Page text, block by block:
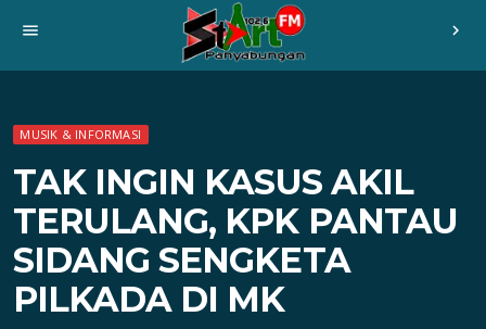
menu chevron_right
MUSIK & INFORMASI
TAK INGIN KASUS AKIL
TERULANG, KPK PANTAU
SIDANG SENGKETA
PILKADA DI MK